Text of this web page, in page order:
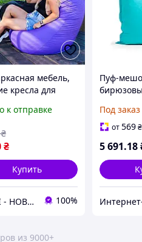
мебель,
кресла для
кресла, Кресло
к отправке
₴
₴
Купить
BERRI - НОВОГОДНИЙ ДЕКОР И ТОВАРЫ ДЛЯ ДОМА 100%
Пуф-
Под заказ
от569 ₴
5 691.18
из 9000+